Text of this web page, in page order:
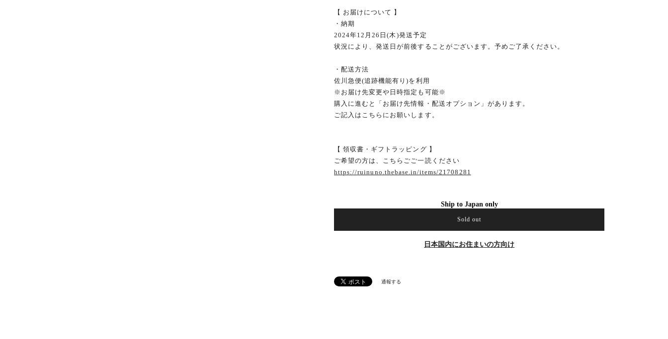
【 お届けについて 】
・納期
2024年12月26日(木)発送予定
状況により、発送日が前後することがございます。予めご了承ください。
・配送方法
佐川急便(追跡機能有り)を利用
※お届け先変更や日時指定も可能※
購入に進むと「お届け先情報・配送オプション」があります。
ご記入はこちらにお願いします。
【 領収書・ギフトラッピング 】
ご希望の方は、こちらごご一読ください
https://ruinuno.thebase.in/items/21708281
Ship to Japan only
Sold out
日本国内にお住まいの方向け
通報する